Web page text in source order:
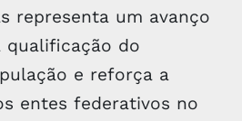
representa um avanço
qualificação do
e reforça a
entes federativos no